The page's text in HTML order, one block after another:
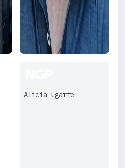
Alicia Ugarte